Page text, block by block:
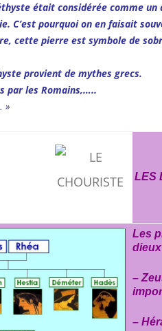
était considérée comme
C’est pourquoi on en faisait
cette pierre est symbole de
provient de mythes grecs.
par les Romains,…..
»
LES
Les
–
–